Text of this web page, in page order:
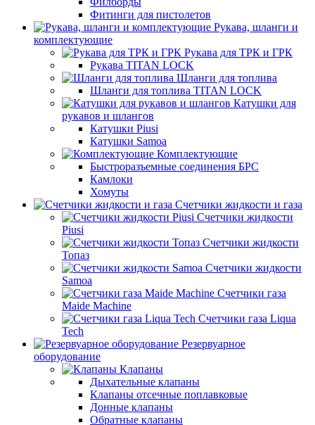
Фитинги для пистолетов
Рукава, шланги и
комплектующие
Рукава для ТРК и ГРК
Рукава TITAN LOCK
Шланги для топлива
Шланги для топлива TITAN LOCK
Катушки для
рукавов и шлангов
Катушки Piusi
Катушки Samoa
Комплектующие
Быстроразъемные соединения БРС
Камлоки
Хомуты
Счетчики жидкости и газа
Счетчики жидкости
Piusi
Счетчики жидкости
Топаз
Счетчики жидкости
Samoa
Счетчики газа
Maide Machine
Счетчики газа Liqua
Tech
Резервуарное
оборудование
Клапаны
Дыхательные клапаны
Клапаны отсечные поплавковые
Донные клапаны
Обратные клапаны